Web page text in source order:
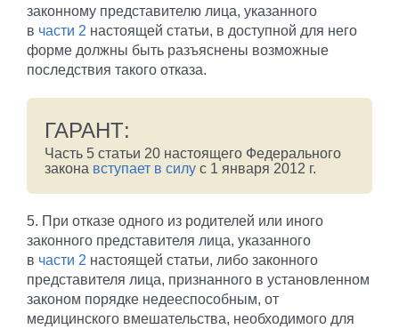
законному представителю лица, указанного
в части 2 настоящей статьи, в доступной для него
форме должны быть разъяснены возможные
последствия такого отказа.
ГАРАНТ:
Часть 5 статьи 20 настоящего Федерального
закона вступает в силу с 1 января 2012 г.
5. При отказе одного из родителей или иного
законного представителя лица, указанного
в части 2 настоящей статьи, либо законного
представителя лица, признанного в установленном
законом порядке недееспособным, от
медицинского вмешательства, необходимого для